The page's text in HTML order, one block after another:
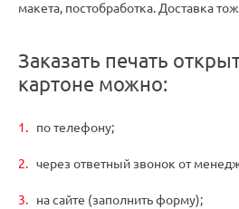
макета, постобработка. Доставка
Заказать печать
картоне можно:
по телефону;
через ответный звонок от
на сайте (заполнить форму);